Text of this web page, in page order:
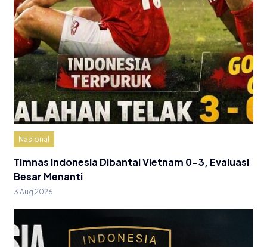
Nasional
Timnas Indonesia Dibantai Vietnam 0-3, Evaluasi
Besar Menanti
3 Aug 2026